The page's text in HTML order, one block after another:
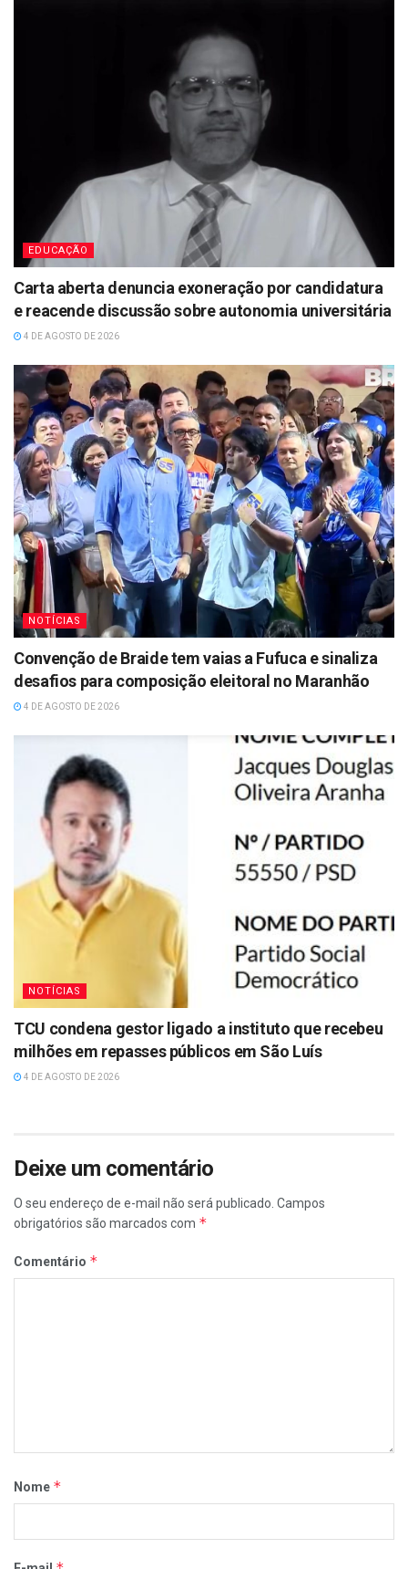
EDUCAÇÃO
Carta aberta denuncia exoneração por candidatura
e reacende discussão sobre autonomia universitária
4 DE AGOSTO DE 2026
NOTÍCIAS
Convenção de Braide tem vaias a Fufuca e sinaliza
desafios para composição eleitoral no Maranhão
4 DE AGOSTO DE 2026
NOTÍCIAS
TCU condena gestor ligado a instituto que recebeu
milhões em repasses públicos em São Luís
4 DE AGOSTO DE 2026
Deixe um comentário
O seu endereço de e-mail não será publicado. Campos
obrigatórios são marcados com *
Comentário *
Nome *